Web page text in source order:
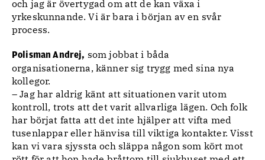
och jag är övertygad om att de kan växa i
yrkeskunnande. Vi är bara i början av en svår
process.
Polisman Andrej, som jobbat i båda
organisationerna, känner sig trygg med sina nya
kollegor.
– Jag har aldrig känt att situationen varit utom
kontroll, trots att det varit allvarliga lägen. Och folk
har börjat fatta att det inte hjälper att vifta med
tusenlappar eller hänvisa till viktiga kontakter. Visst
kan vi vara sjyssta och släppa någon som kört mot